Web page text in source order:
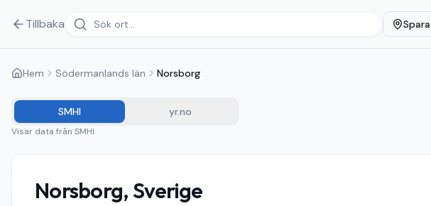
Tillbaka
Hem Södermanlands län Norsborg
SMHI yr.no
Visar data från SMHI
Norsborg, Sverige